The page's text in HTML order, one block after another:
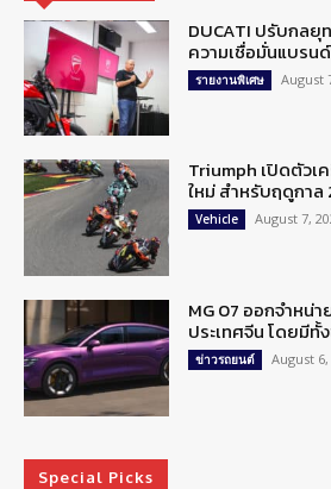
DUCATI ปรับกลยุ
ความเชื่อมั่นแบรน
รายงานพิเศษ August
Triumph เปิดตัวเ
ใหม่ สำหรับฤดูกาล
Vehicle August 7,
MG 07 ออกจำหน่
ประเทศจีน โดยมีทั้
ข่าวรถยนต์ August 6,
Special Picks